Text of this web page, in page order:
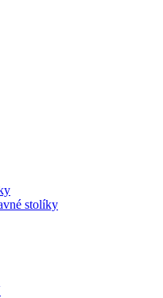
stolíky